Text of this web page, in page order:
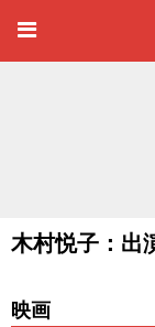
木村悦子：出
映画